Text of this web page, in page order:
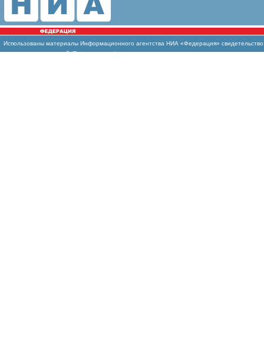
Использованы материалы Информационного агентства НИА «Федерация»
массовых коммуникаций (Роскомнадзор)